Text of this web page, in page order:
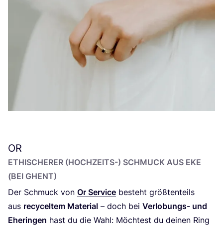
OR
ETHI­SCHE­RER (HOCH­ZEITS-) SCHMUCK AUS EKE
(BEI GHENT)
Der Schmuck von Or Ser­vice besteht größ­ten­teils
aus recy­cel­tem Mate­ri­al – doch bei Ver­lo­bungs- und
Ehe­rin­gen hast du die Wahl: Möch­test du dei­nen Ring